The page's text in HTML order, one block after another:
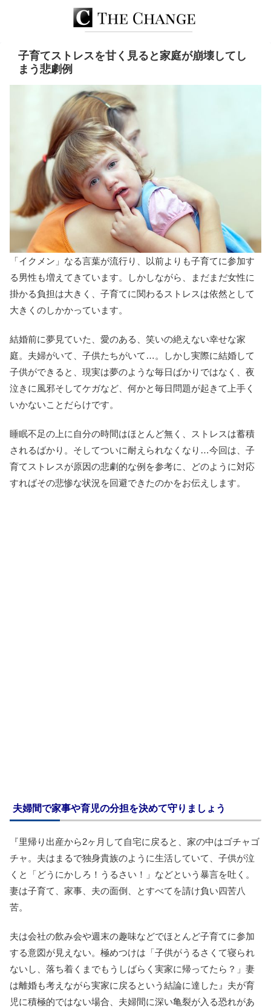
子育てストレスを甘く見ると家庭が崩壊してし
まう悲劇例
「イクメン」なる言葉が流行り、以前よりも子育てに参加す
る男性も増えてきています。しかしながら、まだまだ女性に
掛かる負担は大きく、子育てに関わるストレスは依然として
大きくのしかかっています。
結婚前に夢見ていた、愛のある、笑いの絶えない幸せな家
庭。夫婦がいて、子供たちがいて…。しかし実際に結婚して
子供ができると、現実は夢のような毎日ばかりではなく、夜
泣きに風邪そしてケガなど、何かと毎日問題が起きて上手く
いかないことだらけです。
睡眠不足の上に自分の時間はほとんど無く、ストレスは蓄積
されるばかり。そしてついに耐えられなくなり…今回は、子
育てストレスが原因の悲劇的な例を参考に、どのように対応
すればその悲惨な状況を回避できたのかをお伝えします。
夫婦間で家事や育児の分担を決めて守りましょう
『里帰り出産から2ヶ月して自宅に戻ると、家の中はゴチャゴ
チャ。夫はまるで独身貴族のように生活していて、子供が泣
くと「どうにかしろ！うるさい！」などという暴言を吐く。
妻は子育て、家事、夫の面倒、とすべてを請け負い四苦八
苦。
夫は会社の飲み会や週末の趣味などでほとんど子育てに参加
する意図が見えない。極めつけは「子供がうるさくて寝られ
ないし、落ち着くまでもうしばらく実家に帰ってたら？」妻
は離婚も考えながら実家に戻るという結論に達した』夫が育
児に積極的ではない場合、夫婦間に深い亀裂が入る恐れがあ